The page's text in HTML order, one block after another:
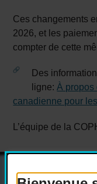
Ces changements
2026, et les
compter de cette
Des
ligne:À propos
canadienne pour
L’équipe de la